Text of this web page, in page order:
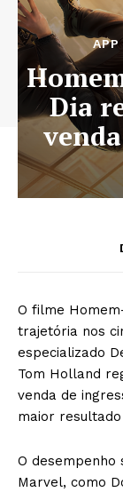
APP
Dia
O filme
trajetória nos
especializado
Tom Holland
venda de
maior
O desempenho
Marvel, como